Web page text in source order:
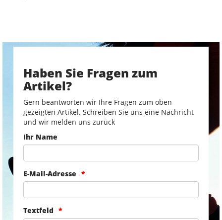
Haben Sie Fragen zum
Artikel?
Gern beantworten wir Ihre Fragen zum oben
gezeigten Artikel. Schreiben Sie uns eine Nachricht
und wir melden uns zurück
Ihr Name
E-Mail-Adresse
Textfeld